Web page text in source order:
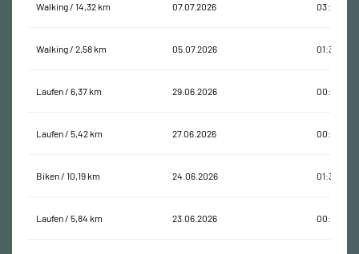
Walking / 14,32 km 07.07.2026 03:28:20
Walking / 2,58 km 05.07.2026 01:30:08
Laufen / 6,37 km 29.06.2026 00:37:23
Laufen / 5,42 km 27.06.2026 00:35:18
Biken / 10,19 km 24.06.2026 01:36:40
Laufen / 5,84 km 23.06.2026 00:34:24